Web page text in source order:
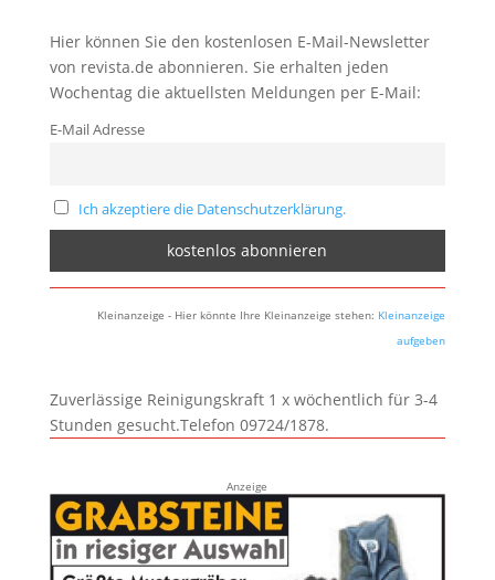
Hier können Sie den kostenlosen E-Mail-Newsletter
von revista.de abonnieren. Sie erhalten jeden
Wochentag die aktuellsten Meldungen per E-Mail:
E-Mail Adresse
Ich akzeptiere die Datenschutzerklärung.
Kleinanzeige - Hier könnte Ihre Kleinanzeige stehen: Kleinanzeige
aufgeben
Zuverlässige Reinigungskraft 1 x wöchentlich für 3-4
Stunden gesucht.Telefon 09724/1878.
Anzeige